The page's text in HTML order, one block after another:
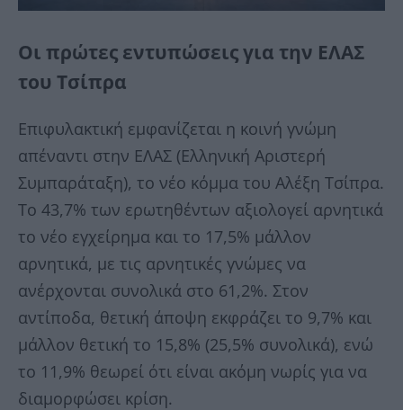
Οι πρώτες εντυπώσεις για την ΕΛΑΣ
του Τσίπρα
Επιφυλακτική εμφανίζεται η κοινή γνώμη
απέναντι στην ΕΛΑΣ (Ελληνική Αριστερή
Συμπαράταξη), το νέο κόμμα του Αλέξη Τσίπρα.
Το 43,7% των ερωτηθέντων αξιολογεί αρνητικά
το νέο εγχείρημα και το 17,5% μάλλον
αρνητικά, με τις αρνητικές γνώμες να
ανέρχονται συνολικά στο 61,2%. Στον
αντίποδα, θετική άποψη εκφράζει το 9,7% και
μάλλον θετική το 15,8% (25,5% συνολικά), ενώ
το 11,9% θεωρεί ότι είναι ακόμη νωρίς για να
διαμορφώσει κρίση.